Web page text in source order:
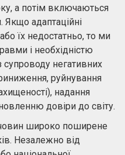
а потім включаються
Якщо адаптаційні
їх недостатньо, то ми
і необхідністю
супроводу негативних
руйнування
надання
довіри до світу.
широко поширене
Незалежно від